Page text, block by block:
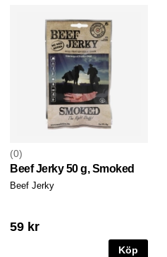
0
Beef Jerky 50 g, Smoked
Beef Jerky
59 kr
Köp